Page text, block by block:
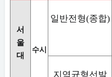
서
울
대
수시
일반전형(종합)
지역균형선발